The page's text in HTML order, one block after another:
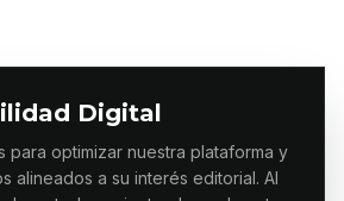
Digital
para optimizar nuestra plataforma y
alineados a su interés editorial. Al
MX. ALGUNOS DERECHOS